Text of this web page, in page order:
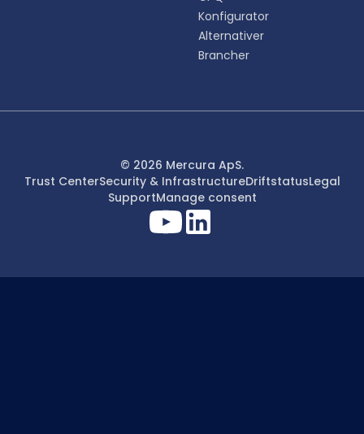
Konfigurator
Alternativer
Brancher
© 2026 Mercura ApS.
Trust CenterSecurity & InfrastructureDriftstatusLegal
SupportManage consent